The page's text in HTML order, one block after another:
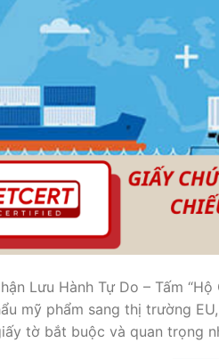
Lưu Hành Tự Do – Tấm
mỹ phẩm sang thị trường
tờ bắt buộc và quan trọng